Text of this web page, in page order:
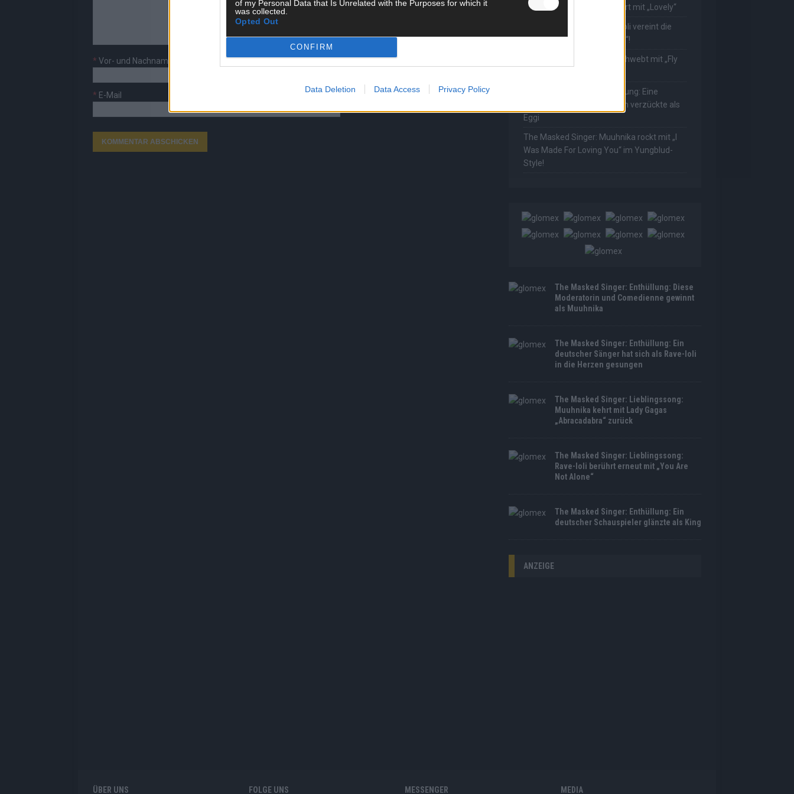
of my Personal Data that Is Unrelated with the Purposes for which it
was collected.
Opted Out
CONFIRM
Data Deletion Data Access Privacy Policy
* Vor- und Nachname
* E-Mail
Power! Muuhnika verzaubert mit „Lovely“
The Masked Singer: Rave-Ioli vereint die
Welt mit „We Are The World“!
The Masked Singer: King schwebt mit „Fly
The Masked Singer: Enthüllung: Eine
österreichische Moderatorin verzückte als
Eggi
The Masked Singer: Muuhnika rockt mit „I
Was Made For Loving You“ im Yungblud-
Style!
The Masked Singer: Enthüllung: Diese
Moderatorin und Comedienne gewinnt
als Muuhnika
The Masked Singer: Enthüllung: Ein
deutscher Sänger hat sich als Rave-Ioli
in die Herzen gesungen
The Masked Singer: Lieblingssong:
Muuhnika kehrt mit Lady Gagas
„Abracadabra“ zurück
The Masked Singer: Lieblingssong:
Rave-Ioli berührt erneut mit „You Are
Not Alone“
The Masked Singer: Enthüllung: Ein
deutscher Schauspieler glänzte als King
ANZEIGE
ÜBER UNS FOLGE UNS MESSENGER MEDIA